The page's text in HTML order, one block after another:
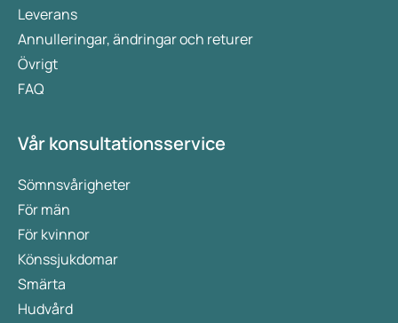
Leverans
Annulleringar, ändringar och returer
Övrigt
FAQ
Vår konsultationsservice
Sömnsvårigheter
För män
För kvinnor
Könssjukdomar
Smärta
Hudvård